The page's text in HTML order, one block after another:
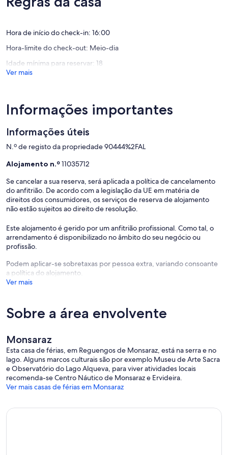
de
(10
Hora de início do check-in: 16:00
Hora-limite do check-out: Meio-dia
Idade mínima para reservar: 18
Ver mais
Informações importantes
Informações úteis
N.º de registo da propriedade 90444%2FAL
Alojamento n.º11035712
Se cancelar a sua reserva, será aplicada a política de cancelamento
do anfitrião. De acordo com a legislação da UE em matéria de
direitos dos consumidores, os serviços de reserva de alojamento
não estão sujeitos ao direito de resolução.
Este alojamento é gerido por um anfitrião profissional. Como tal, o
arrendamento é disponibilizado no âmbito do seu negócio ou
profissão.
Podem aplicar-se sobretaxas por pessoa extra, variando consoante
a política do alojamento.
Ver mais
Sobre a área envolvente
Monsaraz
Esta casa de férias, em Reguengos de Monsaraz, está na serra e no
lago. Alguns marcos culturais são por exemplo Museu de Arte Sacra
e Observatório do Lago Alqueva, para viver atividades locais
recomenda-se Centro Náutico de Monsaraz e Ervideira.
Ver mais casas de férias em Monsaraz